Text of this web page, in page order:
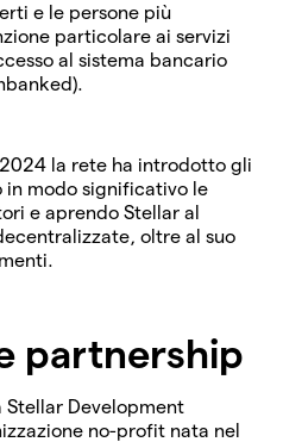
e le persone più
particolare ai servizi
al sistema bancario
la rete ha introdotto gli
in modo significativo le
e aprendo Stellar al
oltre al suo
partnership
Stellar Development
no-profit nata nel